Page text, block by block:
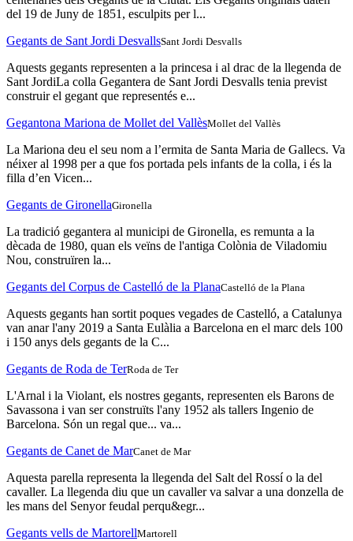
del 19 de Juny de 1851, esculpits per l...
Gegants de Sant Jordi DesvallsSant Jordi Desvalls
Aquests gegants representen a la princesa i al drac de la llegenda de
Sant JordiLa colla Gegantera de Sant Jordi Desvalls tenia previst
construir el gegant que representés e...
Gegantona Mariona de Mollet del VallèsMollet del Vallès
La Mariona deu el seu nom a l’ermita de Santa Maria de Gallecs. Va
néixer al 1998 per a que fos portada pels infants de la colla, i és la
filla d’en Vicen...
Gegants de GironellaGironella
La tradició gegantera al municipi de Gironella, es remunta a la
dècada de 1980, quan els veïns de l'antiga Colònia de Viladomiu
Nou, construïren la...
Gegants del Corpus de Castelló de la PlanaCastelló de la Plana
Aquests gegants han sortit poques vegades de Castelló, a Catalunya
van anar l'any 2019 a Santa Eulàlia a Barcelona en el marc dels 100
i 150 anys dels gegants de la C...
Gegants de Roda de TerRoda de Ter
L'Arnal i la Violant, els nostres gegants, representen els Barons de
Savassona i van ser construïts l'any 1952 als tallers Ingenio de
Barcelona. Són un regal que... va...
Gegants de Canet de MarCanet de Mar
Aquesta parella representa la llegenda del Salt del Rossí o la del
cavaller. La llegenda diu que un cavaller va salvar a una donzella de
les mans del Senyor feudal perqu&egr...
Gegants vells de MartorellMartorell